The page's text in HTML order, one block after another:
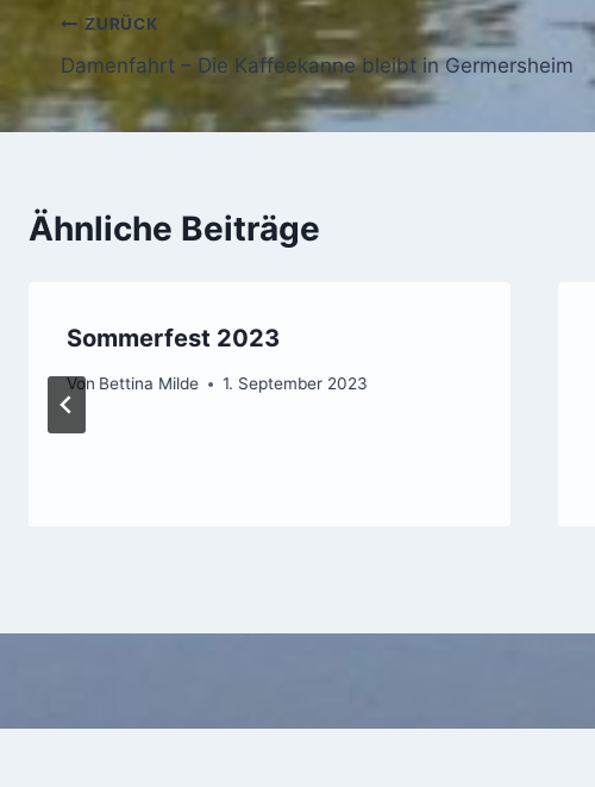
Beitragsnavigation
ZURÜCK
Damenfahrt – Die Kaffeekanne bleibt in Germersheim
Ähnliche Beiträge
Sommerfest 2023
Von Bettina Milde 1. September 2023